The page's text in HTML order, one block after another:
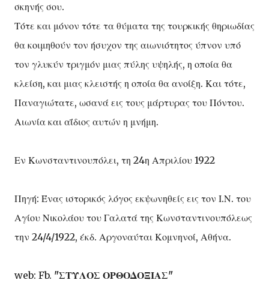
σκηνής σου.
Τότε και μόνον τότε τα θύματα της τουρκικής θηριωδίας
θα κοιμηθούν τον ήσυχον της αιωνιότητος ύπνον υπό
τον γλυκύν τριγμόν μιας πύλης υψηλής, η οποία θα
κλείση, και μιας κλειστής η οποία θα ανοίξη. Και τότε,
Παναγιώτατε, ωσανά εις τους μάρτυρας του Πόντου.
Αιωνία και αΐδιος αυτών η μνήμη.
Εν Κωνσταντινουπόλει, τη 24η Απριλίου 1922
Πηγή: Ένας ιστορικός λόγος εκψωνηθείς εις τον Ι.Ν. του
Αγίου Νικολάου του Γαλατά της Κωνσταντινουπόλεως
την 24/4/1922, έκδ. Αργοναύται Κομνηνοί, Αθήνα.
web: Fb. "ΣΤΥΛΟΣ ΟΡΘΟΔΟΞΙΑΣ"